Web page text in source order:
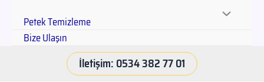
Petek Temizleme
Bize Ulaşın
İletişim: 0534 382 77 01